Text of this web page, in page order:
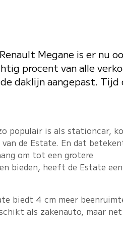
Megane is er nu
procent van alle
daklijn aangepast.
populair is als stationcar,
de Estate. En dat
om tot een grotere
bieden, heeft de Estate een
biedt 4 cm meer
als zakenauto, maar net